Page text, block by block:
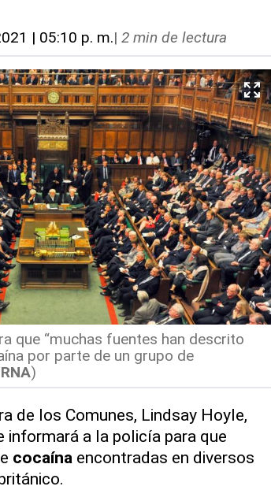
| 05:10 p. m.| 2 min de lectura
que “muchas fuentes han descrito
por parte de un grupo de
)
de los Comunes, Lindsay Hoyle,
informará a la policía para que
cocaínaencontradas en diversos